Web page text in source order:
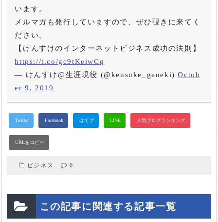
います。
メルマガも発行していますので、ぜひ覗きに来てく
ださい。
【けんすけのインターネットビジネス成功の法則】
https://t.co/gc9tKeiwCq
— けんすけ@生涯現役 (@kensuke_geneki)Octob
er 9, 2019
ビジネス 0
この記事に関連する記事一覧